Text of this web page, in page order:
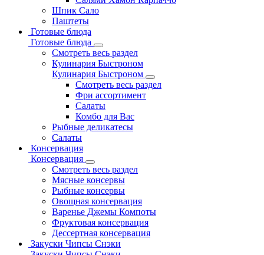
Шпик Сало
Паштеты
Готовые блюда
Готовые блюда
Смотреть весь раздел
Кулинария Быстроном
Кулинария Быстроном
Смотреть весь раздел
Фри ассортимент
Салаты
Комбо для Вас
Рыбные деликатесы
Салаты
Консервация
Консервация
Смотреть весь раздел
Мясные консервы
Рыбные консервы
Овощная консервация
Варенье Джемы Компоты
Фруктовая консервация
Дессертная консервация
Закуски Чипсы Снэки